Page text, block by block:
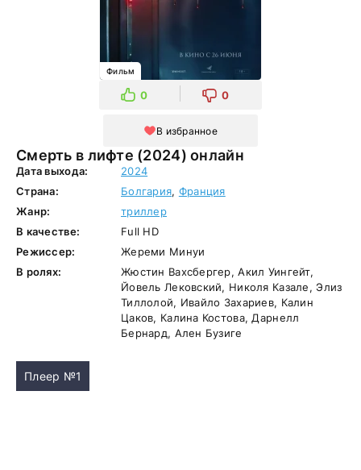
Смерть в лифте (2024) онлайн
Фильм
0 0
В избранное
Дата выхода:
2024
Страна:
Болгария, Франция
Жанр:
триллер
В качестве:
Full HD
Режиссер:
Жереми Минуи
В ролях:
Жюстин Вахсбергер, Акил Уингейт,
Йовель Лековский, Николя Казале, Элиз
Тиллолой, Ивайло Захариев, Калин
Цаков, Калина Костова, Дарнелл
Бернард, Ален Бузиге
Плеер №1